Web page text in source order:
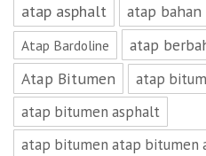
atap asphalt atap bahan
Atap Bardoline
atap
Atap Bitumen
atap
atap bitumen asphalt
atap bitumen atap bitumen